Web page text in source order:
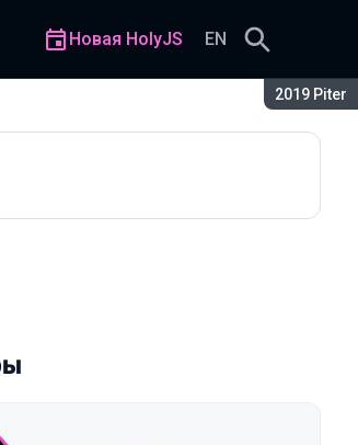
Сезон:
2019 Piter
Новая HolyJS EN